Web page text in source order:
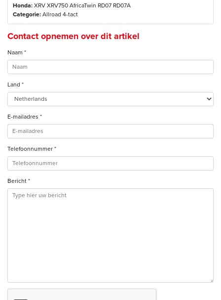
Honda: XRV XRV750 AfricaTwin RD07 RD07A
Categorie: Allroad 4-tact
Contact opnemen over dit artikel
Naam *
Land *
E-mailadres *
Telefoonnummer *
Bericht *